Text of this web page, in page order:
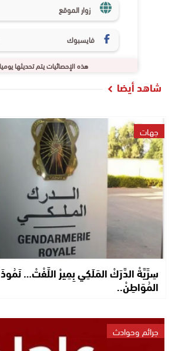
زوار الموقع
فايسبوك
هذه الإحصائيات يتم تحديثها يوميا
شاهد أيضا
جهات
سِرِّيَّةْ الدَّرَكْ المَلَكِي بِمِيرْ اللِّفْتْ…
المُوَاطِنْ..
جرائم وحوادث